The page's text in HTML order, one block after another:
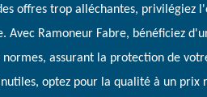
offres trop alléchantes, privilégiez
Avec Ramoneur Fabre, bénéficiez
assurant la protection de
optez pour la qualité à un prix